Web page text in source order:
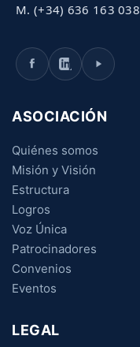
M. (+34) 636 163 038
ASOCIACIÓN
Quiénes somos
Misión y Visión
Estructura
Logros
Voz Única
Patrocinadores
Convenios
Eventos
LEGAL